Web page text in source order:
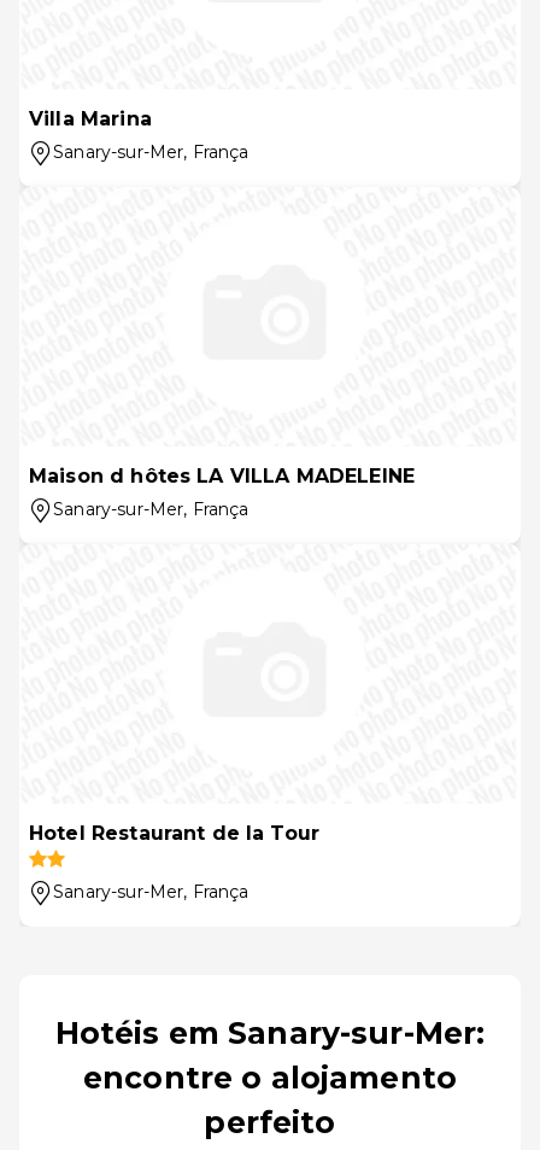
Villa Marina
Sanary-sur-Mer, França
Maison d hôtes LA VILLA MADELEINE
Sanary-sur-Mer, França
Hotel Restaurant de la Tour
Sanary-sur-Mer, França
Hotéis em Sanary-sur-Mer:
encontre o alojamento
perfeito